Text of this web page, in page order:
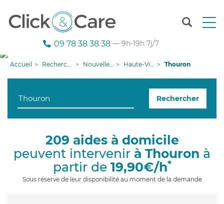
T
n
g
i
09 78 38 38 38 — 9h-19h 7j/7
Accueil Recherche aide à domicile Nouvelle-Aquitaine Haute-Vienne Thouron
Rechercher
209 aides à domicile
peuvent intervenir à Thouron à
partir de 19,90€/h*
Sous réserve de leur disponibilité au moment de la demande